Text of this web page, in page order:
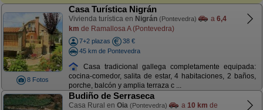
8 Fotos
Casa Turística Nigrán
Vivienda turística en Nigrán (Pontevedra) a 6,4
km de Ramallosa A (Pontevedra)
7+2 plazas
38 €
45 km de Pontevedra
Casa tradicional gallega completamente equipada:
cocina-comedor, salita de estar, 4 habitaciones, 2 baños,
porche, balcón y amplia terraza c ...
Budiño de Serraseca
Casa Rural en Oia (Pontevedra) a 10 km de